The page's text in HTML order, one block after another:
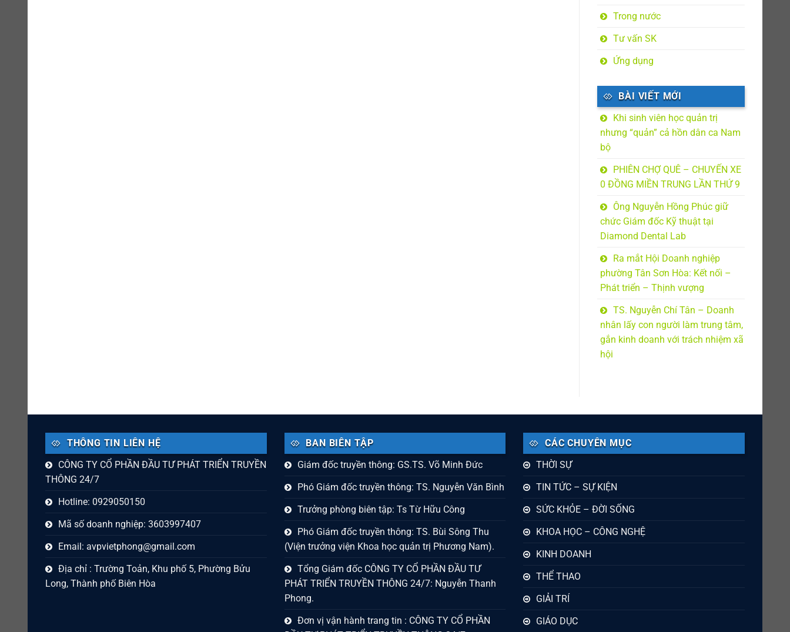
Trong nước
Tư vấn SK
Ứng dụng
BÀI VIẾT MỚI
Khi sinh viên học quản trị
nhưng “quản” cả hồn dân ca Nam
bộ
PHIÊN CHỢ QUÊ – CHUYẾN XE
0 ĐỒNG MIỀN TRUNG LẦN THỨ 9
Ông Nguyễn Hồng Phúc giữ
chức Giám đốc Kỹ thuật tại
Diamond Dental Lab
Ra mắt Hội Doanh nghiệp
phường Tân Sơn Hòa: Kết nối –
Phát triển – Thịnh vượng
TS. Nguyễn Chí Tân – Doanh
nhân lấy con người làm trung tâm,
gắn kinh doanh với trách nhiệm xã
hội
THÔNG TIN LIÊN HỆ
CÔNG TY CỔ PHẦN ĐẦU TƯ PHÁT TRIỂN TRUYỀN
THÔNG 24/7
Hotline: 0929050150
Mã số doanh nghiệp: 3603997407
Email: avpvietphong@gmail.com
Địa chỉ : Trường Toản, Khu phố 5, Phường Bửu
Long, Thành phố Biên Hòa
BAN BIÊN TẬP
Giám đốc truyền thông: GS.TS. Võ Minh Đức
Phó Giám đốc truyền thông: TS. Nguyễn Văn Bình
Trưởng phòng biên tập: Ts Từ Hữu Công
Phó Giám đốc truyền thông: TS. Bùi Sông Thu
(Viện trưởng viện Khoa học quản trị Phương Nam).
Tổng Giám đốc CÔNG TY CỔ PHẦN ĐẦU TƯ
PHÁT TRIỂN TRUYỀN THÔNG 24/7: Nguyễn Thanh
Phong.
Đơn vị vận hành trang tin : CÔNG TY CỔ PHẦN
CÁC CHUYÊN MỤC
THỜI SỰ
TIN TỨC – SỰ KIỆN
SỨC KHỎE – ĐỜI SỐNG
KHOA HỌC – CÔNG NGHỆ
KINH DOANH
THỂ THAO
GIẢI TRÍ
GIÁO DỤC